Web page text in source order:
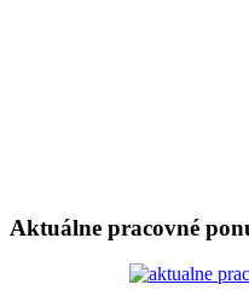
Aktuálne pracovné